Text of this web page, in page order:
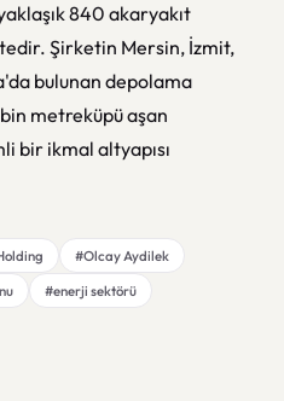
840 akaryakıt
Şirketin Mersin, İzmit,
bulunan depolama
metreküpü aşan
bir ikmal altyapısı
#Olcay Aydilek
#enerji sektörü